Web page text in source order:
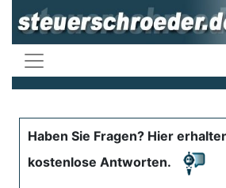
Haben Sie Fragen? Hier
kostenlose Antworten.